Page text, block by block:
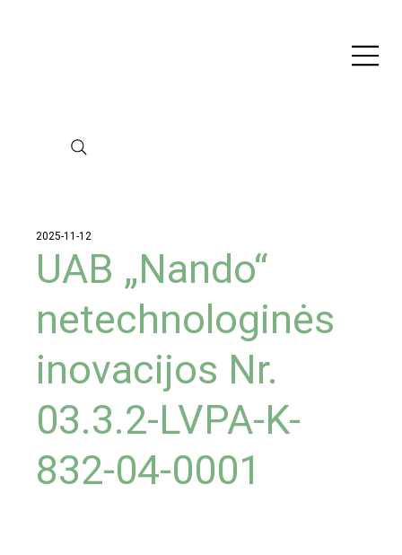
UAB „Nando“
netechnologinės
inovacijos Nr.
03.3.2-LVPA-K-
832-04-0001
2025-11-12